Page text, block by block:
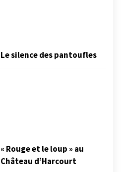
Le silence des pantoufles
« Rouge et le loup » au
Château d’Harcourt